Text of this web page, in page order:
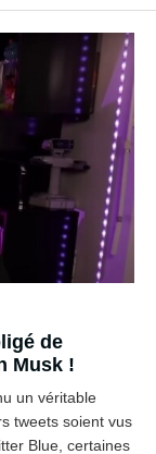
de
Musk !
un véritable
tweets soient vus
Blue, certaines